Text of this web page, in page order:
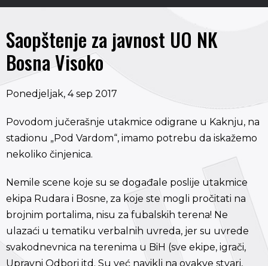
Saopštenje za javnost UO NK
Bosna Visoko
Ponedjeljak, 4 sep 2017
Povodom jučerašnje utakmice odigrane u Kaknju, na
stadionu „Pod Vardom“, imamo potrebu da iskažemo
nekoliko činjenica.
Nemile scene koje su se događale poslije utakmice
ekipa Rudara i Bosne, za koje ste mogli pročitati na
brojnim portalima, nisu za fubalskih terena! Ne
ulazaći u tematiku verbalnih uvreda, jer su uvrede
svakodnevnica na terenima u BiH (sve ekipe, igrači,
Upravni Odbori itd. Su već navikli na ovakve stvari,